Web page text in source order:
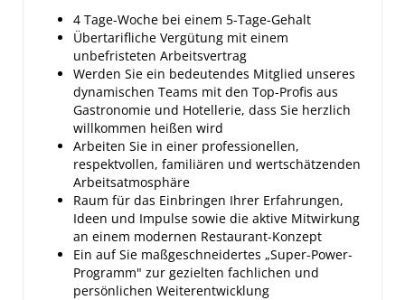
4 Tage-Woche bei einem 5-Tage-Gehalt
Übertarifliche Vergütung mit einem
unbefristeten Arbeitsvertrag
Werden Sie ein bedeutendes Mitglied unseres
dynamischen Teams mit den Top-Profis aus
Gastronomie und Hotellerie, dass Sie herzlich
willkommen heißen wird
Arbeiten Sie in einer professionellen,
respektvollen, familiären und wertschätzenden
Arbeitsatmosphäre
Raum für das Einbringen Ihrer Erfahrungen,
Ideen und Impulse sowie die aktive Mitwirkung
an einem modernen Restaurant-Konzept
Ein auf Sie maßgeschneidertes „Super-Power-
Programm" zur gezielten fachlichen und
persönlichen Weiterentwicklung